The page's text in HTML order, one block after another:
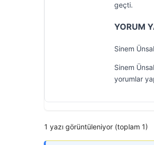
geçti.
YORUM
Sinem
Sinem
yorumlar
1 yazı görüntüleniyor (toplam 1)